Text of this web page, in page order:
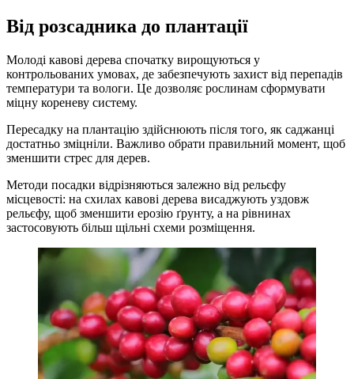
Від розсадника до плантації
Молоді кавові дерева спочатку вирощуються у
контрольованих умовах, де забезпечують захист від перепадів
температури та вологи. Це дозволяє рослинам сформувати
міцну кореневу систему.
Пересадку на плантацію здійснюють після того, як саджанці
достатньо зміцніли. Важливо обрати правильний момент, щоб
зменшити стрес для дерев.
Методи посадки відрізняються залежно від рельєфу
місцевості: на схилах кавові дерева висаджують уздовж
рельєфу, щоб зменшити ерозію ґрунту, а на рівнинах
застосовують більш щільні схеми розміщення.